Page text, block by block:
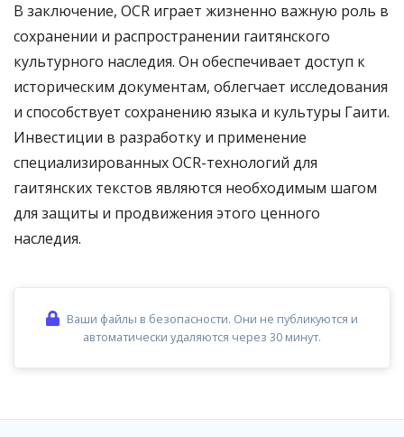
В заключение, OCR играет жизненно важную роль в
сохранении и распространении гаитянского
культурного наследия. Он обеспечивает доступ к
историческим документам, облегчает исследования
и способствует сохранению языка и культуры Гаити.
Инвестиции в разработку и применение
специализированных OCR-технологий для
гаитянских текстов являются необходимым шагом
для защиты и продвижения этого ценного
наследия.
Ваши файлы в безопасности. Они не публикуются и
автоматически удаляются через 30 минут.